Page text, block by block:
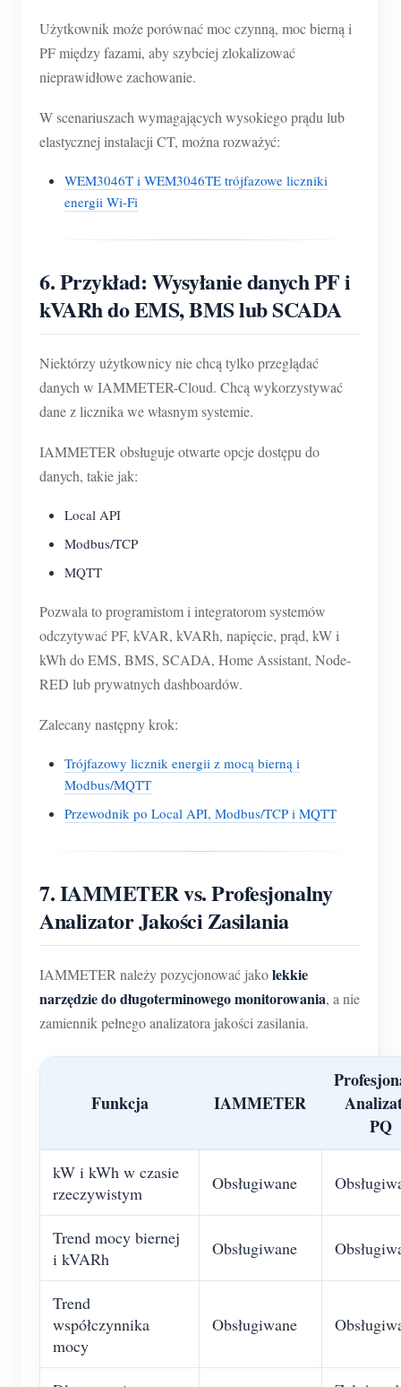
Użytkownik może porównać moc czynną, moc bierną i
PF między fazami, aby szybciej zlokalizować
nieprawidłowe zachowanie.
W scenariuszach wymagających wysokiego prądu lub
elastycznej instalacji CT, można rozważyć:
WEM3046T i WEM3046TE trójfazowe liczniki
energii Wi-Fi
6. Przykład: Wysyłanie danych PF i
kVARh do EMS, BMS lub SCADA
Niektórzy użytkownicy nie chcą tylko przeglądać
danych w IAMMETER-Cloud. Chcą wykorzystywać
dane z licznika we własnym systemie.
IAMMETER obsługuje otwarte opcje dostępu do
danych, takie jak:
Local API
Modbus/TCP
MQTT
Pozwala to programistom i integratorom systemów
odczytywać PF, kVAR, kVARh, napięcie, prąd, kW i
kWh do EMS, BMS, SCADA, Home Assistant, Node-
RED lub prywatnych dashboardów.
Zalecany następny krok:
Trójfazowy licznik energii z mocą bierną i
Modbus/MQTT
Przewodnik po Local API, Modbus/TCP i MQTT
7. IAMMETER vs. Profesjonalny
Analizator Jakości Zasilania
IAMMETER należy pozycjonować jakolekkie
narzędzie do długoterminowego monitorowania, a nie
zamiennik pełnego analizatora jakości zasilania.
Funkcja IAMMETER
PQ
kW i kWh w czasie
rzeczywistym
Obsługiwane
Trend mocy biernej
i kVARh
Obsługiwane
Trend
współczynnika
mocy
Obsługiwane